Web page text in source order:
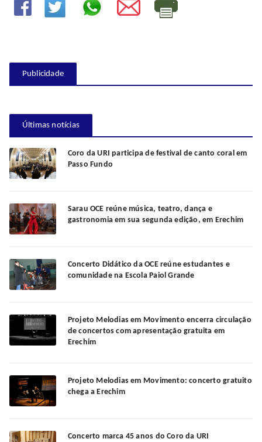
Publicidade
Últimas notícias
Coro da URI participa de festival de canto coral em
Passo Fundo
Sarau OCE reúne música, teatro, dança e
gastronomia em sua segunda edição, em Erechim
Concerto Didático da OCE reúne estudantes e
comunidade na Escola Paiol Grande
Projeto Melodias em Movimento encerra circulação
de concertos com apresentação gratuita em
Erechim
Projeto Melodias em Movimento: concerto gratuito
chega a Erechim
Concerto marca 45 anos do Coro da URI